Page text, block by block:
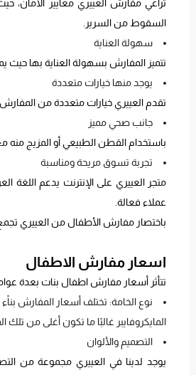
تراعي مفارش العييري معايير
السقوط من السرير.
سهولة العناية
تتميز المفارش بسهولة العناية بها
يوجد منها خيارات متعددة
تقدم العييري خيارات متعددة من
جانب صحي مميز
باستخدام القطن الطبيعي أو المزيج منه
تجربة تسوق مريحة ومناسبة
متجر العييري على الإنترنت يدعم اللغة
عملاء فعالة.
باختصار مفارش الأطفال من العييري تجمع
اسعار مفارش الاطفال
تتأثر أسعار مفارش اطفال بنات بعدة
نوع الخامة: تختلف أسعار المفارش
المايكروفايبر غالبًا ما تكون أغلى من
التصميم والألوان
يوجد لدينا في العييري مجموعة من